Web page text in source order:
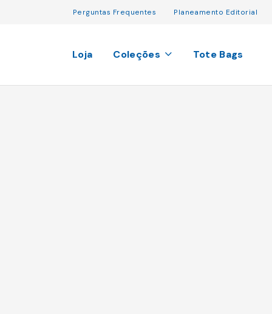
Perguntas Frequentes Planeamento Editorial
Loja Coleções Tote Bags